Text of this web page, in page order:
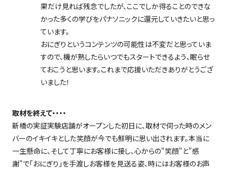
果だけ見れば残念でしたが、ここでしか得ることのできな
かった多くの学びをパナソニックに還元していきたいと思っ
ています。
おにぎりというコンテンツの可能性は不変だと思っていま
すので、機が熟したらいつでもスタートできるよう、眠らせ
ておこうと思います。これまで応援いただきありがとうござ
いました！
取材を終えて・・・・
新橋の実証実験店舗がオープンした初日に、取材で伺った時のメン
バーのイキイキとした笑顔が今でも鮮明に思い出されます。本当に
一生懸命に、そして丁寧にお客様に接し、心からの"笑顔"と"感
謝"で「おにぎり」を手渡しお客様を見送る姿、時にはお客様のお声